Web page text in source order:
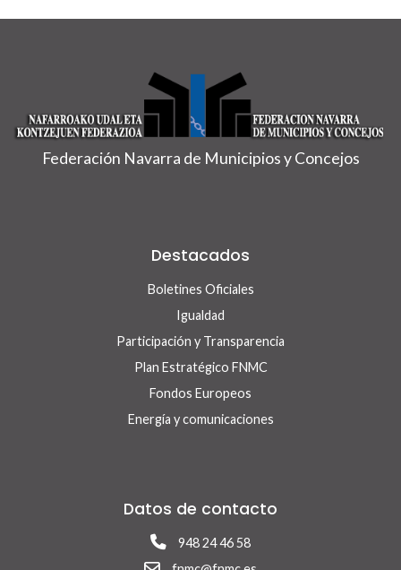
Federación Navarra de Municipios y Concejos
Destacados
Boletines Oficiales
Igualdad
Participación y Transparencia
Plan Estratégico FNMC
Fondos Europeos
Energía y comunicaciones
Datos de contacto
948 24 46 58